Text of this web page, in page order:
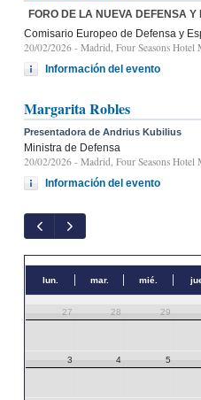
FORO DE LA NUEVA DEFENSA Y
Comisario Europeo de Defensa y
20/02/2026 - Madrid, Four Seasons
Información del evento
Margarita Robles
Presentadora de Andrius Kubilius
Ministra de Defensa
20/02/2026 - Madrid, Four Seasons
Información del evento
lun. mar. mié.
27 28 29
3 4 5